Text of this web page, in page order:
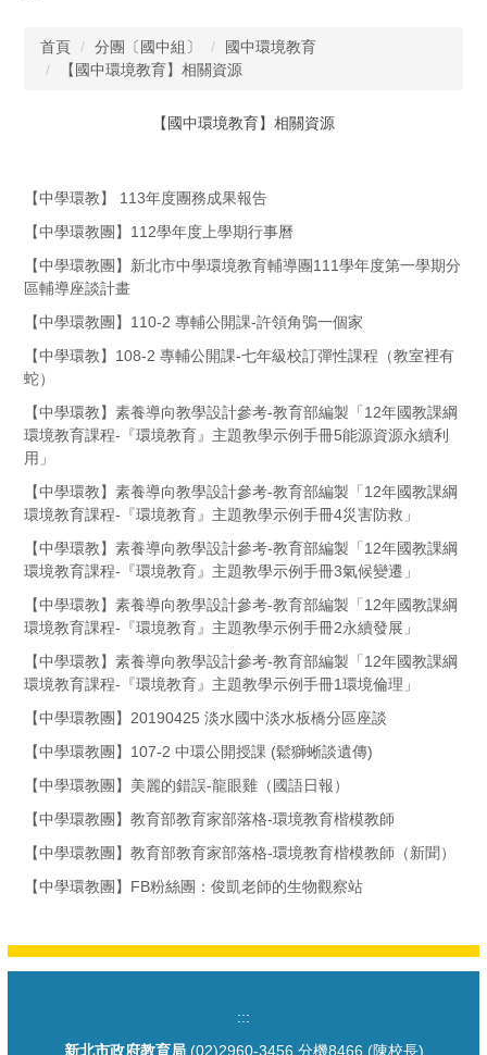
首頁 分團〔國中組〕
國中環境教育
【國中環境教育】相關資源
【國中環境教育】相關資源
【中學環教】 113年度團務成果報告
【中學環教團】112學年度上學期行事曆
【中學環教團】新北市中學環境教育輔導團111學年度第一學期分
區輔導座談計畫
【中學環教團】110-2 專輔公開課-許領角鴞一個家
【中學環教】108-2 專輔公開課-七年級校訂彈性課程（教室裡有
蛇）
【中學環教】素養導向教學設計參考-教育部編製「12年國教課綱
環境教育課程-『環境教育』主題教學示例手冊5能源資源永續利
用」
【中學環教】素養導向教學設計參考-教育部編製「12年國教課綱
環境教育課程-『環境教育』主題教學示例手冊4災害防救」
【中學環教】素養導向教學設計參考-教育部編製「12年國教課綱
環境教育課程-『環境教育』主題教學示例手冊3氣候變遷」
【中學環教】素養導向教學設計參考-教育部編製「12年國教課綱
環境教育課程-『環境教育』主題教學示例手冊2永續發展」
【中學環教】素養導向教學設計參考-教育部編製「12年國教課綱
環境教育課程-『環境教育』主題教學示例手冊1環境倫理」
【中學環教團】20190425 淡水國中淡水板橋分區座談
【中學環教團】107-2 中環公開授課 (鬆獅蜥談遺傳)
【中學環教團】美麗的錯誤-龍眼雞（國語日報）
【中學環教團】教育部教育家部落格-環境教育楷模教師
【中學環教團】教育部教育家部落格-環境教育楷模教師（新聞）
【中學環教團】FB粉絲團：俊凱老師的生物觀察站
:::
新北市政府教育局(02)2960-3456 分機8466 (陳校長)